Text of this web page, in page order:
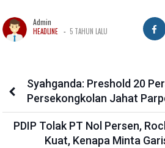
Admin
HEADLINE - 5 TAHUN LALU
Syahganda: Preshold 20
Persekongkolan Jahat
PDIP Tolak PT Nol Persen,
Kuat, Kenapa Minta